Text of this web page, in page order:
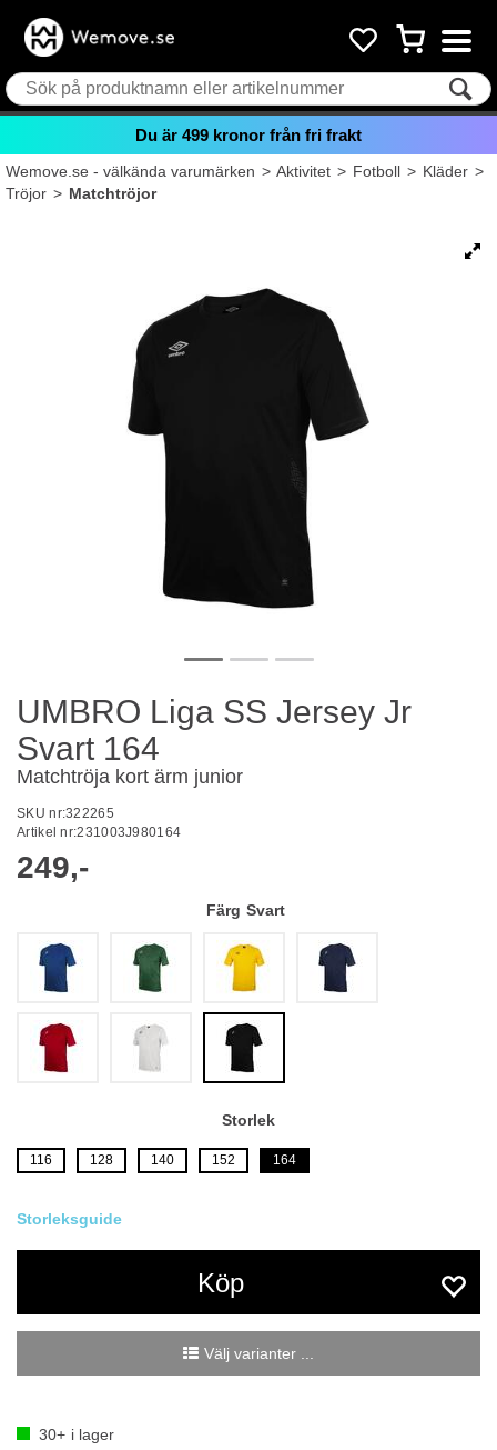
Du är 499 kronor från fri frakt
Wemove.se - välkända varumärken>Aktivitet>Fotboll>Kläder>
Tröjor>Matchtröjor
UMBRO Liga SS Jersey Jr
Svart 164
Matchtröja kort ärm junior
SKU nr:322265
Artikel nr:231003J980164
249,-
Färg Svart
Storlek
116 128 140 152 164
Köp
Välj varianter ...
30+ i lager